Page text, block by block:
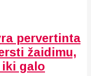
pervertinta
žaidimu,
galo